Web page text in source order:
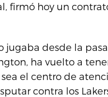
firmó hoy un
jugaba desde la
ha vuelto a
el centro de
contra los